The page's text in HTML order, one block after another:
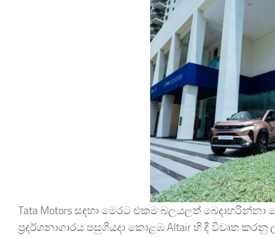
Tata Motors සඳහා මෙරට එකම බලයලත්
ප්‍රදර්ශනාගාරය පසුගියදා කොළඹ Altair හි දී විවෘත